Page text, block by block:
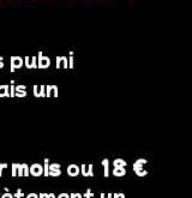
ni
un
mois ou 18 €